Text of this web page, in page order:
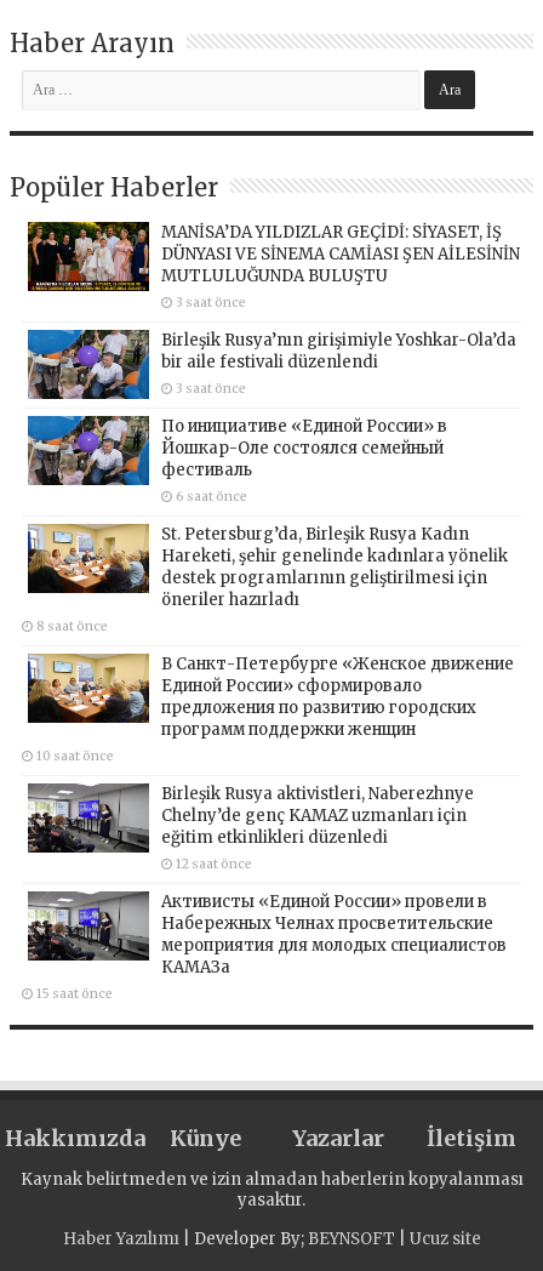
Haber Arayın
Popüler Haberler
MANİSA’DA YILDIZLAR GEÇİDİ: SİYASET, İŞ
DÜNYASI VE SİNEMA CAMİASI ŞEN AİLESİNİN
MUTLULUĞUNDA BULUŞTU
3 saat önce
Birleşik Rusya’nın girişimiyle Yoshkar-Ola’da
bir aile festivali düzenlendi
3 saat önce
По инициативе «Единой России» в
Йошкар-Оле состоялся семейный
фестиваль
6 saat önce
St. Petersburg’da, Birleşik Rusya Kadın
Hareketi, şehir genelinde kadınlara yönelik
destek programlarının geliştirilmesi için
öneriler hazırladı
8 saat önce
В Санкт-Петербурге «Женское движение
Единой России» сформировало
предложения по развитию городских
программ поддержки женщин
10 saat önce
Birleşik Rusya aktivistleri, Naberezhnye
Chelny’de genç KAMAZ uzmanları için
eğitim etkinlikleri düzenledi
12 saat önce
Активисты «Единой России» провели в
Набережных Челнах просветительские
мероприятия для молодых специалистов
КАМАЗа
15 saat önce
Hakkımızda Künye Yazarlar İletişim
Kaynak belirtmeden ve izin almadan haberlerin kopyalanması
yasaktır.
Haber Yazılımı| Developer By; BEYNSOFT Ucuz site